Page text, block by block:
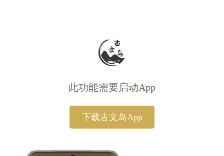
此功能需要启动App
下载古文岛App